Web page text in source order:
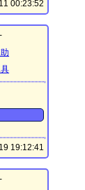
00:23:52
-
19:12:41
-